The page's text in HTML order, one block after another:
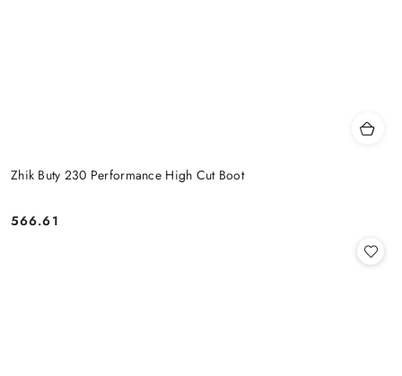
Zhik Buty 230 Performance High Cut Boot
Cena:
566.61